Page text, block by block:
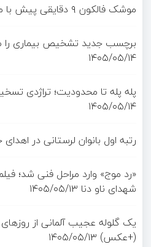
موشک فالکون ۹ دقایقی پیش با ماه برخورد کرد
برچسب جدید تشخیص بیماری را
۱۴۰۵/۰۵/۱۴
پله پله تا محدودیت؛ تراژدی
۱۴۰۵/۰۵/۱۴
رتبه اول بانوان لرستانی در
«رد موج» وارد مراحل فنی شد؛
شهدای ناو دنا ۱۴۰۵/۰۵/۱۳
یک گلوله عجیب آلمانی از
(+عکس) ۱۴۰۵/۰۵/۱۳